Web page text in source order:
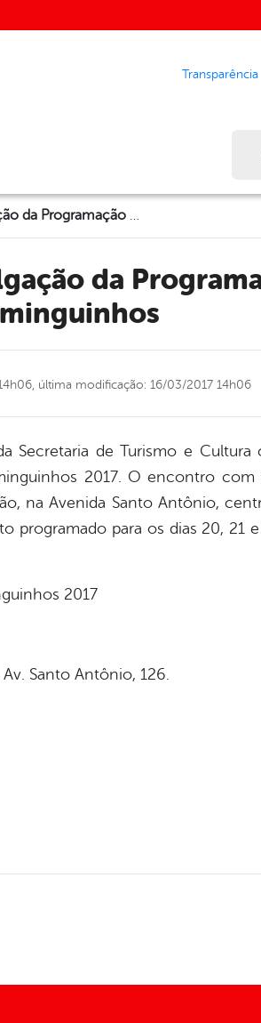
Transparência
Aviso de pauta – Divulgação da Programação do Viva Dominguinhos
última modificação: 16/03/2017 14h06
Secretaria de Turismo e Cultura
2017. O encontro com
na Avenida Santo Antônio,
programado para os dias 20, 21
2017
Santo Antônio, 126.